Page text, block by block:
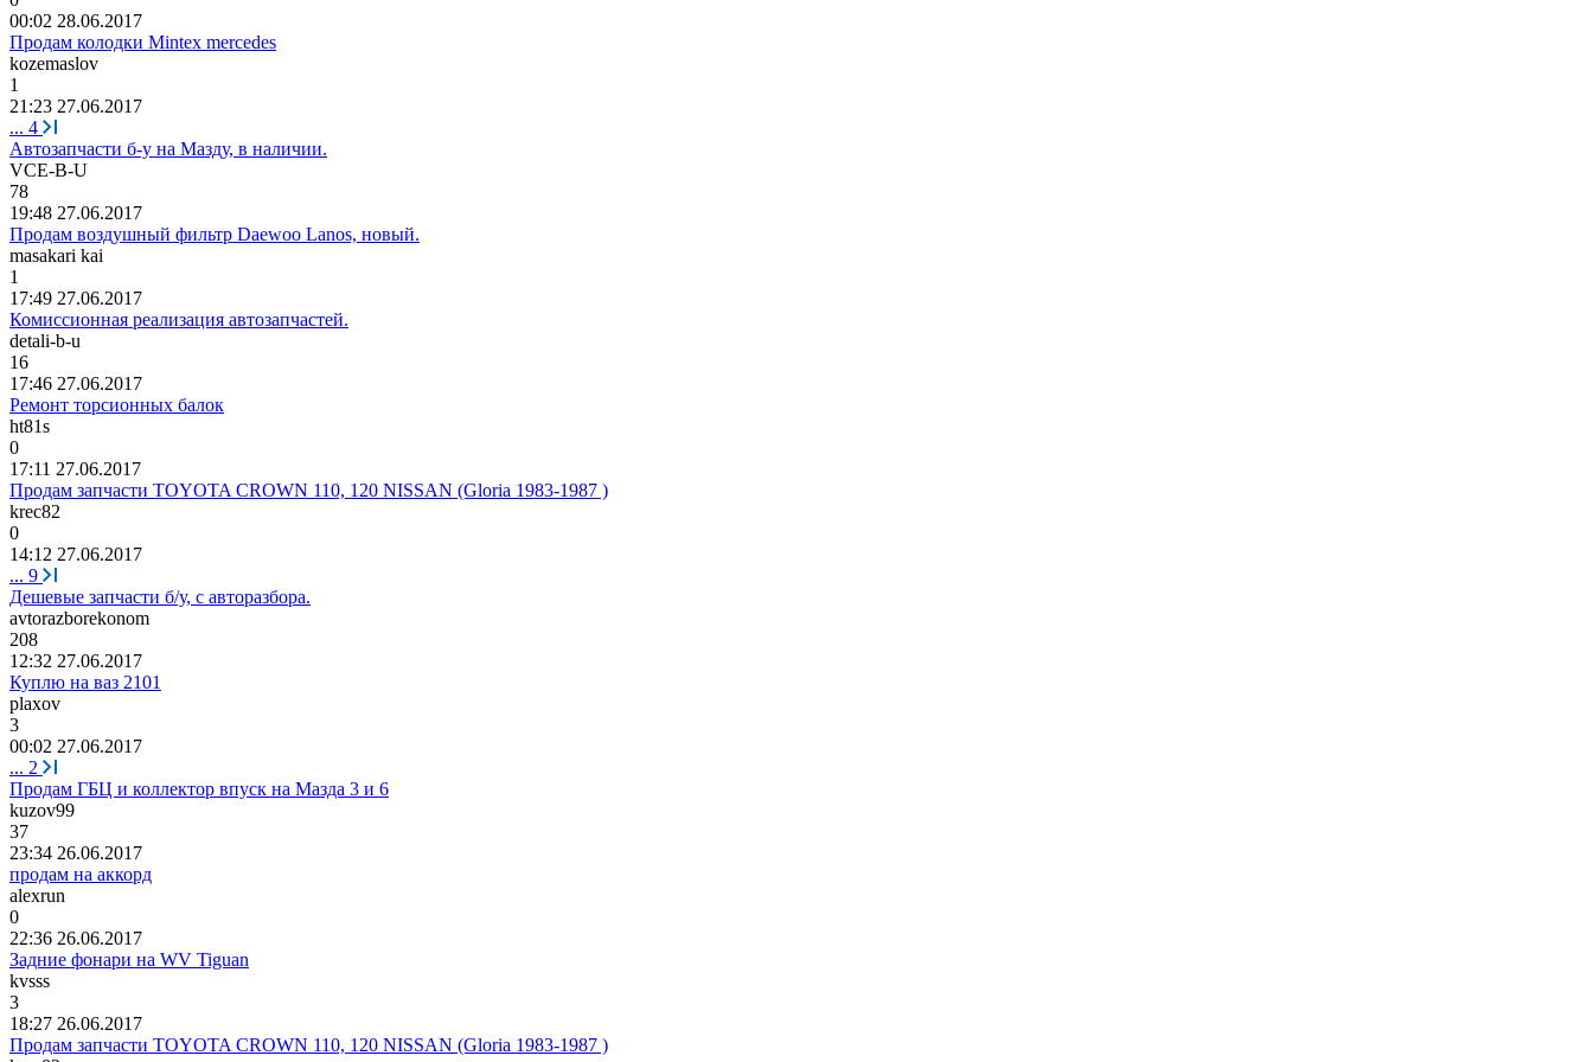
00:02 28.06.2017
Продам колодки Mintex mercedes
kozemaslov
1
21:23 27.06.2017
... 4
Автозапчасти б-у на Мазду, в наличии.
VCE-B-U
78
19:48 27.06.2017
Продам воздушный фильтр Daewoo Lanos, новый.
masakari kai
1
17:49 27.06.2017
Комиссионная реализация автозапчастей.
detali-b-u
16
17:46 27.06.2017
Ремонт торсионных балок
ht81s
0
17:11 27.06.2017
Продам запчасти TOYOTA CROWN 110, 120 NISSAN (Gloria 1983-1987 )
krec82
0
14:12 27.06.2017
... 9
Дешевые запчасти б/у, с авторазбора.
avtorazborekonom
208
12:32 27.06.2017
Куплю на ваз 2101
plaxov
3
00:02 27.06.2017
... 2
Продам ГБЦ и коллектор впуск на Мазда 3 и 6
kuzov99
37
23:34 26.06.2017
продам на аккорд
alexrun
0
22:36 26.06.2017
Задние фонари на WV Tiguan
kvsss
3
18:27 26.06.2017
Продам запчасти TOYOTA CROWN 110, 120 NISSAN (Gloria 1983-1987 )